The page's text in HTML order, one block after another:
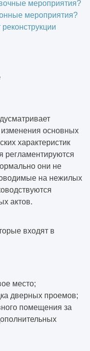
мероприятия?
мероприятия?
основных
характеристик
регламентируются
они не
на нежилых
актов.
входят в
место;
дверных проемов;
помещения за